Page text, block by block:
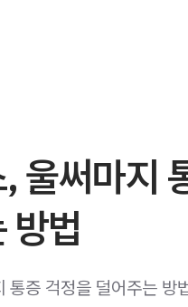
울써마지
방법
통증 걱정을 덜어주는 방